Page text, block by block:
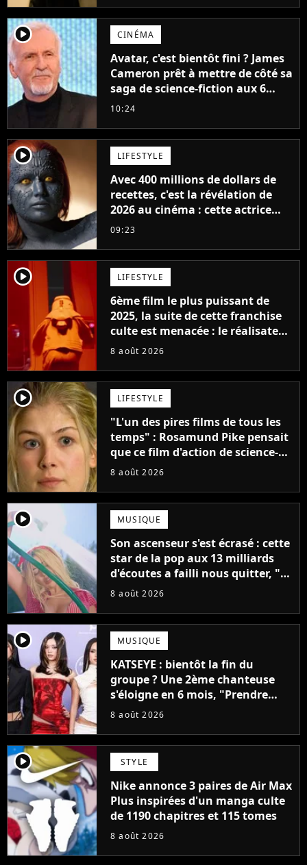
player2 CINÉMA
Avatar, c'est bientôt fini ? James
Cameron prêt à mettre de côté sa
saga de science-fiction aux 6
milliards de recettes
10:24
player2 LIFESTYLE
Avec 400 millions de dollars de
recettes, c'est la révélation de
2026 au cinéma : cette actrice
adorée prête à remplacer
09:23
player2 LIFESTYLE
6ème film le plus puissant de
2025, la suite de cette franchise
culte est menacée : le réalisateur
claque la porte pour "différends
8 août 2026
player2 LIFESTYLE
"L'un des pires films de tous les
temps" : Rosamund Pike pensait
que ce film d'action de science-
fiction avec Dwayne Johnson
8 août 2026
player2 MUSIQUE
Son ascenseur s'est écrasé : cette
star de la pop aux 13 milliards
d'écoutes a failli nous quitter, "Je
pensais ne plus jamais chanter"
8 août 2026
player2 MUSIQUE
KATSEYE : bientôt la fin du
groupe ? Une 2ème chanteuse
s'éloigne en 6 mois, "Prendre
cette décision n’a pas été facile"
8 août 2026
player2 STYLE
Nike annonce 3 paires de Air Max
Plus inspirées d'un manga culte
de 1190 chapitres et 115 tomes
8 août 2026